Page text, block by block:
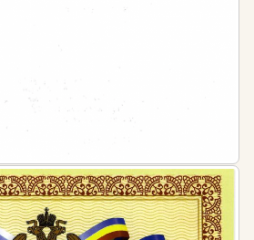
деятельность без
Российской
марта 2002 года №174 «О
в области
строительства»